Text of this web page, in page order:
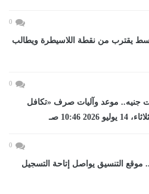
0
يقترب من نقطة اللاسيطرة ويطالب
0
تفوق 4 مليارات جنيه.. موعد وآليات صرف «تكافل
10:46 صـ
0
تنسيق الجامعات 2026.. موقع التنسيق يواصل إتاحة التسجيل